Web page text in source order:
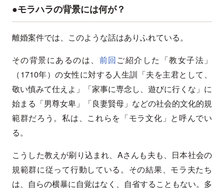
●モラハラの背景には何が？
離婚案件では、このような話はありふれている。
その背景にあるのは、 前回ご紹介した「教女子法」
（1710年）の女性に対する人生訓「夫を主君として、
敬い慎みて仕えよ」「家事に専念し、遊びに行くな」に
始まる「男尊女卑」「良妻賢母」などの社会的文化的規
範群だろう。私は、これらを「モラ文化」と呼んでい
る。
こうした教えが刷り込まれ、Aさんも夫も、日本社会の
規範群に従って行動している。その結果、モラ夫たち
は、自らの横暴に自覚はなく、自省することもない。多